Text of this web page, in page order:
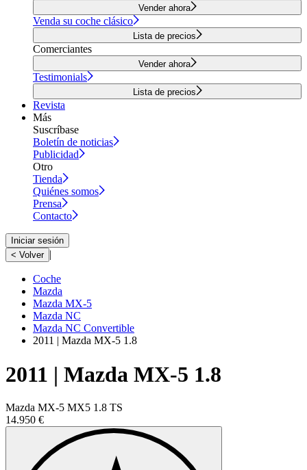
Vender ahora
Venda su coche clásico
Lista de precios
Comerciantes
Vender ahora
Testimonials
Lista de precios
Revista
Más
Suscríbase
Boletín de noticias
Publicidad
Otro
Tienda
Quiénes somos
Prensa
Contacto
Iniciar sesión
< Volver |
Coche
Mazda
Mazda MX-5
Mazda NC
Mazda NC Convertible
2011 | Mazda MX-5 1.8
2011 | Mazda MX-5 1.8
Mazda MX-5 MX5 1.8 TS
14.950 €